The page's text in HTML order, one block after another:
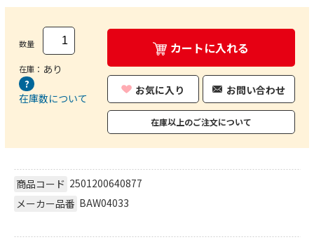
数量
在庫： あり
在庫数について
カートに入れる
お気に入り お問い合わせ
在庫以上のご注文について
商品コード 2501200640877
メーカー品番 BAW04033